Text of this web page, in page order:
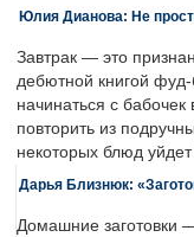
Юлия Дианова: Не
Завтрак — это
дебютной книгой фуд-
начинаться с
повторить из
некоторых блюд уйдет
Дарья Близнюк:
Домашние заготовки